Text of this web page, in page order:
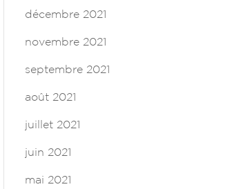
décembre 2021
novembre 2021
septembre 2021
août 2021
juillet 2021
juin 2021
mai 2021